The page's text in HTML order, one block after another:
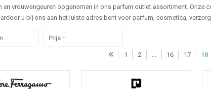
en vrouwengeuren opgenomen in ons parfum outlet assortiment. Onze
u bij ons aan het juiste adres bent voor parfum, cosmetica,
Prijs ↑
1 2 ... 16 17 18